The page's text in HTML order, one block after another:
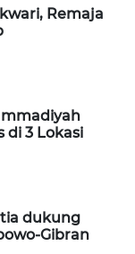
Remaja
di 3 Lokasi
dukung
Gibran